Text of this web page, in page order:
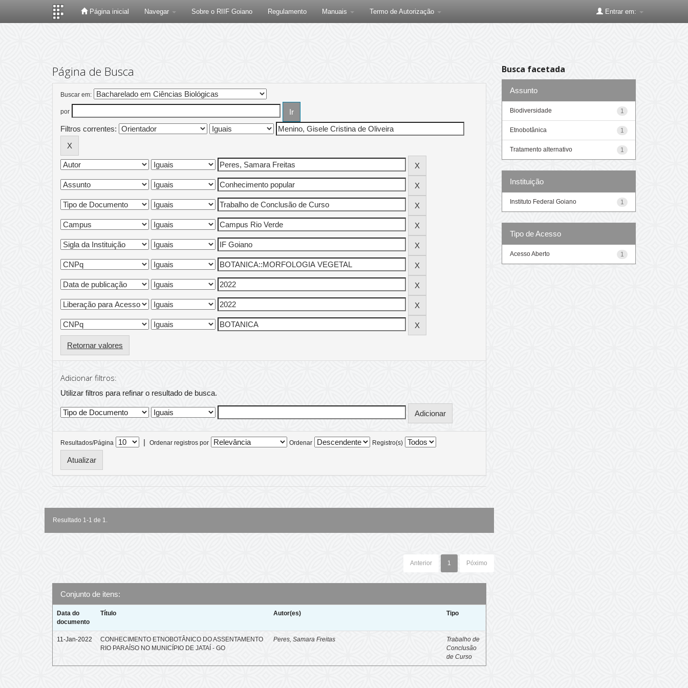
Página inicial Navegar Sobre o RIIF Goiano Regulamento Manuais Termo de Autorização Entrar em:
Página de Busca
Buscar em:
por
Filtros correntes:
Retornar valores
Adicionar filtros:
Utilizar filtros para refinar o resultado de busca.
Resultados/Página | Ordenar registros por Ordenar Registro(s)
Resultado 1-1 de 1.
Anterior 1 Póximo
Conjunto de itens:
Data do
documento
Título Autor(es) Tipo
11-Jan-2022
CONHECIMENTO ETNOBOTÂNICO DO ASSENTAMENTO
RIO PARAÍSO NO MUNICÍPIO DE JATAÍ - GO
Peres, Samara Freitas
Trabalho de
Conclusão
de Curso
Busca facetada
Assunto
1
Biodiversidade
1
Etnobotânica
1
Tratamento alternativo
Instituição
1
Instituto Federal Goiano
Tipo de Acesso
1
Acesso Aberto